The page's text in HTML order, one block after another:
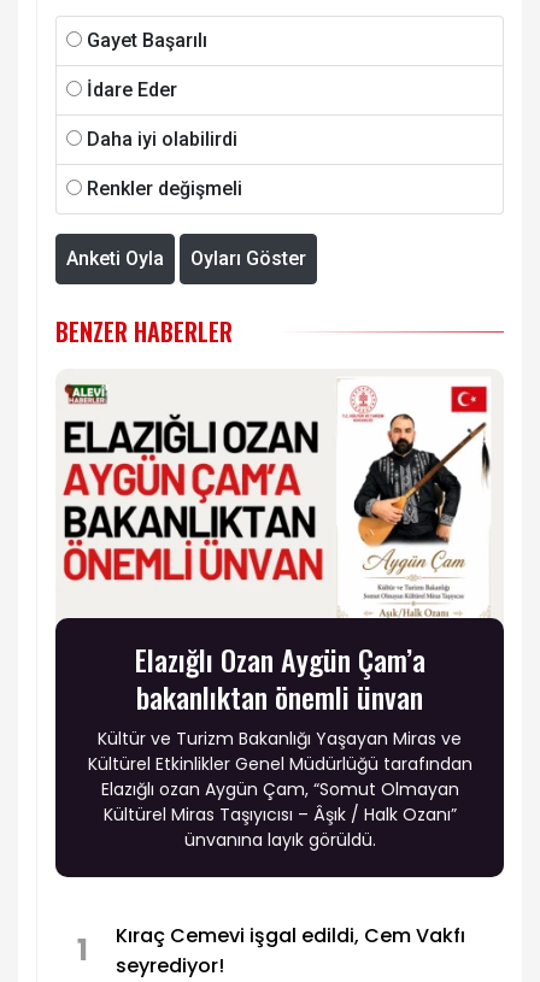
Gayet Başarılı
İdare Eder
Daha iyi olabilirdi
Renkler değişmeli
Anketi Oyla Oyları Göster
BENZER HABERLER
Elazığlı Ozan Aygün Çam’a
bakanlıktan önemli ünvan
Kültür ve Turizm Bakanlığı Yaşayan Miras ve
Kültürel Etkinlikler Genel Müdürlüğü tarafından
Elazığlı ozan Aygün Çam, “Somut Olmayan
Kültürel Miras Taşıyıcısı – Âşık / Halk Ozanı”
ünvanına layık görüldü.
1
Kıraç Cemevi işgal edildi, Cem Vakfı
seyrediyor!